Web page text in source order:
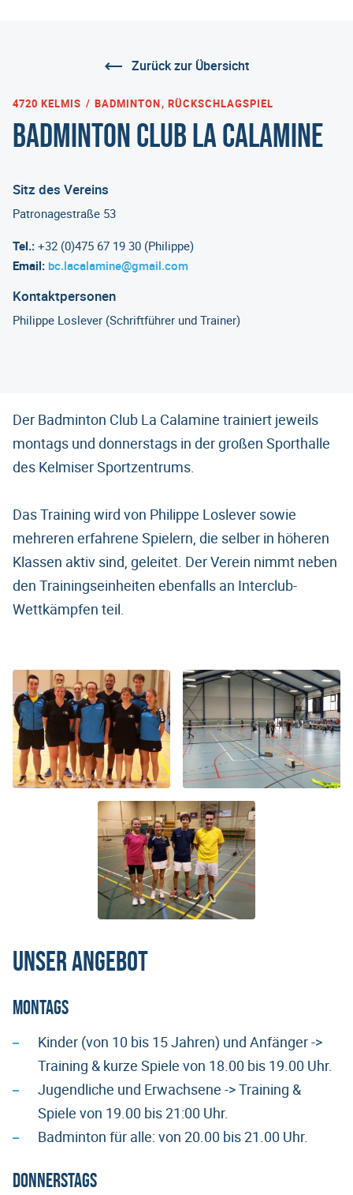
Zurück zur Übersicht
4720 KELMIS BADMINTON, RÜCKSCHLAGSPIEL
Badminton Club La Calamine
Sitz des Vereins
Patronagestraße 53
Tel.: +32 (0)475 67 19 30 (Philippe)
Email: bc.lacalamine@gmail.com
Kontaktpersonen
Philippe Loslever (Schriftführer und Trainer)
Der Badminton Club La Calamine trainiert jeweils
montags und donnerstags in der großen Sporthalle
des Kelmiser Sportzentrums.
Das Training wird von Philippe Loslever sowie
mehreren erfahrene Spielern, die selber in höheren
Klassen aktiv sind, geleitet. Der Verein nimmt neben
den Trainingseinheiten ebenfalls an Interclub-
Wettkämpfen teil.
Unser Angebot
Montags
Kinder (von 10 bis 15 Jahren) und Anfänger ->
Training & kurze Spiele von 18.00 bis 19.00 Uhr.
Jugendliche und Erwachsene -> Training &
Spiele von 19.00 bis 21:00 Uhr.
Badminton für alle: von 20.00 bis 21.00 Uhr.
Donnerstags